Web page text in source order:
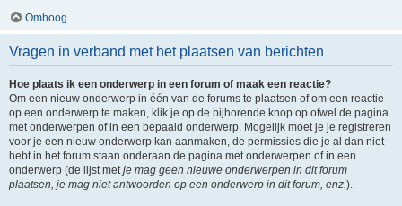
Omhoog
Vragen in verband met het plaatsen van berichten
Hoe plaats ik een onderwerp in een forum of maak een reactie?
Om een nieuw onderwerp in één van de forums te plaatsen of om een reactie
op een onderwerp te maken, klik je op de bijhorende knop op ofwel de pagina
met onderwerpen of in een bepaald onderwerp. Mogelijk moet je je registreren
voor je een nieuw onderwerp kan aanmaken, de permissies die je al dan niet
hebt in het forum staan onderaan de pagina met onderwerpen of in een
onderwerp (de lijst metje mag geen nieuwe onderwerpen in dit forum
plaatsen, je mag niet antwoorden op een onderwerp in dit forum, enz.).